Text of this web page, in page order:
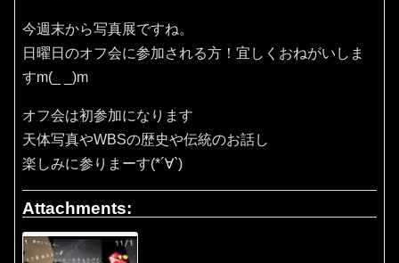
今週末から写真展ですね。
日曜日のオフ会に参加される方！宜しくおねがいしま
すm(_ _)m
オフ会は初参加になります
天体写真やWBSの歴史や伝統のお話し
楽しみに参りまーす(*´∀`)
Attachments: